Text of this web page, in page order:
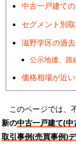
中古一戸建て
セグメント別
滋野学区の過
公示地価、路
価格相場が近
このページでは、
新の中古一戸建て(
取引事例(売買事例)